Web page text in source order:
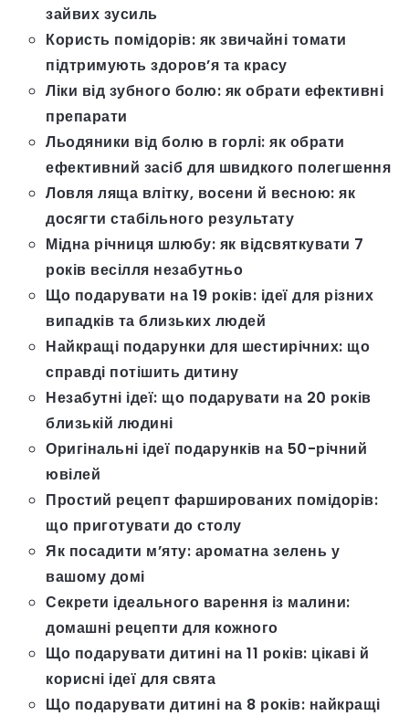
зайвих зусиль
Користь помідорів: як звичайні томати
підтримують здоров’я та красу
Ліки від зубного болю: як обрати ефективні
препарати
Льодяники від болю в горлі: як обрати
ефективний засіб для швидкого полегшення
Ловля ляща влітку, восени й весною: як
досягти стабільного результату
Мідна річниця шлюбу: як відсвяткувати 7
років весілля незабутньо
Що подарувати на 19 років: ідеї для різних
випадків та близьких людей
Найкращі подарунки для шестирічних: що
справді потішить дитину
Незабутні ідеї: що подарувати на 20 років
близькій людині
Оригінальні ідеї подарунків на 50-річний
ювілей
Простий рецепт фаршированих помідорів:
що приготувати до столу
Як посадити м’яту: ароматна зелень у
вашому домі
Секрети ідеального варення із малини:
домашні рецепти для кожного
Що подарувати дитині на 11 років: цікаві й
корисні ідеї для свята
Що подарувати дитині на 8 років: найкращі